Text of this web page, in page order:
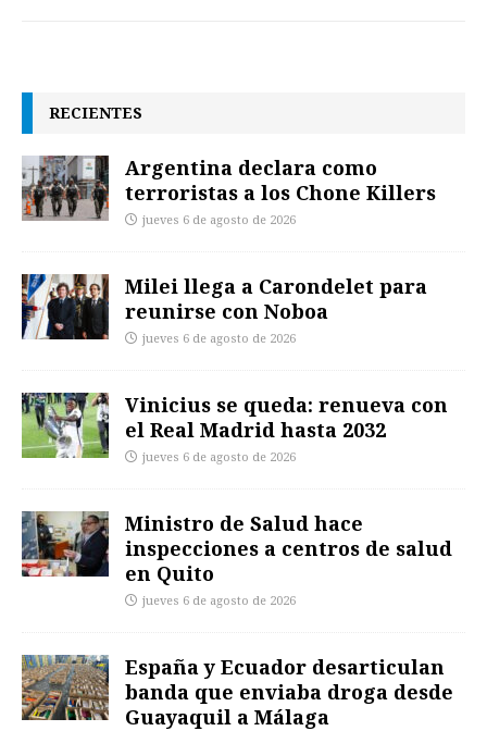
RECIENTES
Argentina declara como
terroristas a los Chone Killers
jueves 6 de agosto de 2026
Milei llega a Carondelet para
reunirse con Noboa
jueves 6 de agosto de 2026
Vinicius se queda: renueva con
el Real Madrid hasta 2032
jueves 6 de agosto de 2026
Ministro de Salud hace
inspecciones a centros de salud
en Quito
jueves 6 de agosto de 2026
España y Ecuador desarticulan
banda que enviaba droga desde
Guayaquil a Málaga